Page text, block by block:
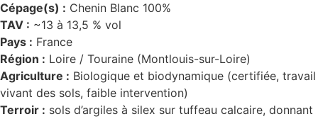
Cépage(s) : Chenin Blanc 100%
TAV : ~13 à 13,5 % vol
Pays : France
Région : Loire / Touraine (Montlouis-sur-Loire)
Agriculture : Biologique et biodynamique (certifiée, travail
vivant des sols, faible intervention)
Terroir : sols d’argiles à silex sur tuffeau calcaire, donnant